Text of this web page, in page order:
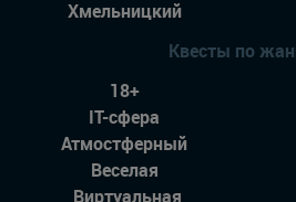
Хмельницкий
Квесты по
18+
IT-сфера
Атмостферный
Веселая
Виртуальная